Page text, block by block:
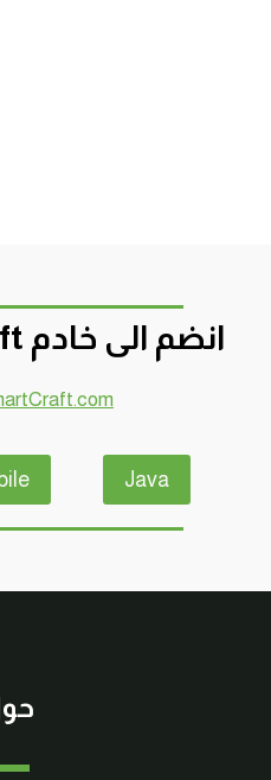
انضم الى خادم SmartCraft الآن
Java